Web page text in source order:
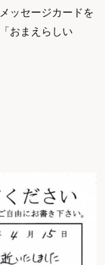
ッセージカードを
おまえらしい